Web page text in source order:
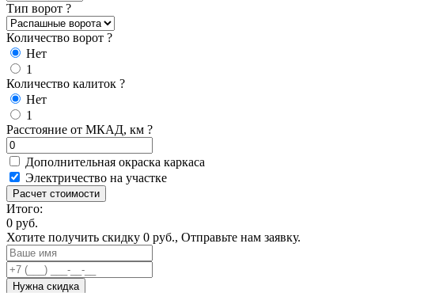
Тип ворот ?
Количество ворот ?
Нет
1
Количество калиток ?
Нет
1
Расстояние от МКАД, км ?
Дополнительная окраска каркаса
Электричество на участке
Расчет стоимости
Итого:
0 руб.
Хотите получить скидку 0 руб., Отправьте нам заявку.
Нужна скидка